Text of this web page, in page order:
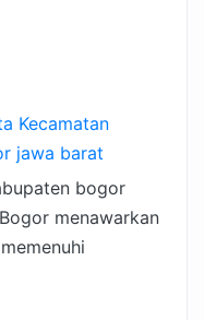
Kecamatan
jawa barat
bogor
menawarkan